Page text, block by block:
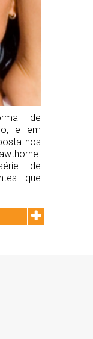
de
e em
nos
de
que